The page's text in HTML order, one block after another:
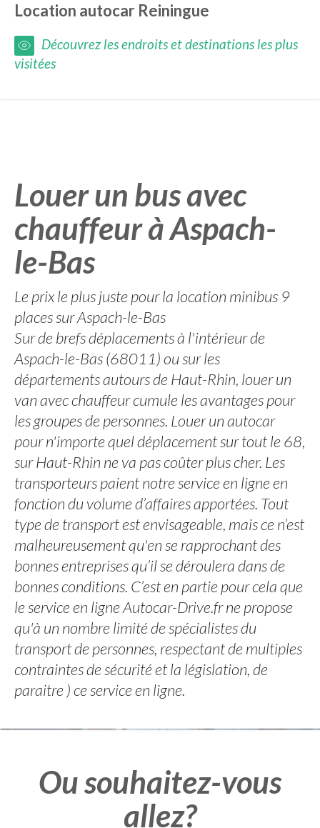
Location autocar Reiningue
Découvrez les endroits et destinations les plus
visitées
Louer un bus avec
chauffeur à Aspach-
le-Bas
Le prix le plus juste pour la location minibus 9
places sur Aspach-le-Bas
Sur de brefs déplacements à l'intérieur de
Aspach-le-Bas (68011) ou sur les
départements autours de Haut-Rhin, louer un
van avec chauffeur cumule les avantages pour
les groupes de personnes. Louer un autocar
pour n'importe quel déplacement sur tout le 68,
sur Haut-Rhin ne va pas coûter plus cher. Les
transporteurs paient notre service en ligne en
fonction du volume d’affaires apportées. Tout
type de transport est envisageable, mais ce n’est
malheureusement qu'en se rapprochant des
bonnes entreprises qu’il se déroulera dans de
bonnes conditions. C’est en partie pour cela que
le service en ligne Autocar-Drive.fr ne propose
qu'à un nombre limité de spécialistes du
transport de personnes, respectant de multiples
contraintes de sécurité et la législation, de
paraitre ) ce service en ligne.
Ou souhaitez-vous
allez?